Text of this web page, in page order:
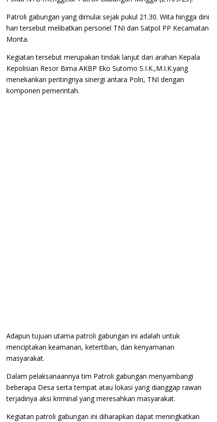
Patroli gabungan yang dimulai sejak pukul 21.30. Wita hingga dini
hari tersebut melibatkan personel TNI dan Satpol PP Kecamatan
Monta.
Kegiatan tersebut merupakan tindak lanjut dari arahan Kepala
Kepolisian Resor Bima AKBP Eko Sutomo S.I.K.,M.I.K.yang
menekankan pentingnya sinergi antara Polri, TNI dengan
komponen pemerintah.
Adapun tujuan utama patroli gabungan ini adalah untuk
menciptakan keamanan, ketertiban, dan kenyamanan
masyarakat.
Dalam pelaksanaannya tim Patroli gabungan menyambangi
beberapa Desa serta tempat atau lokasi yang dianggap rawan
terjadinya aksi kriminal yang meresahkan masyarakat.
Kegiatan patroli gabungan ini diharapkan dapat meningkatkan